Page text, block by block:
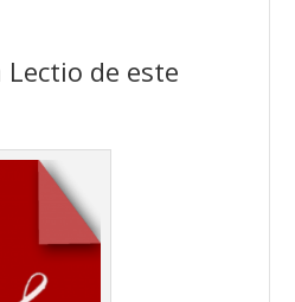
de este